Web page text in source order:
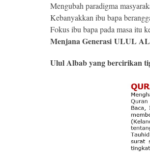
Mengubah paradigma
Kebanyakkan ibu bapa
Fokus ibu bapa pada masa itu
Menjana Generasi ULUL
Ulul Albab yang bercirikan